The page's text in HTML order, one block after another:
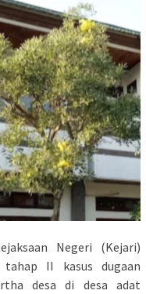
Negeri (Kejari)
II kasus dugaan
desa di desa adat